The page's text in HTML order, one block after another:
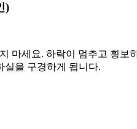
)
마세요. 하락이 멈추고 횡
실을 구경하게 됩니다.